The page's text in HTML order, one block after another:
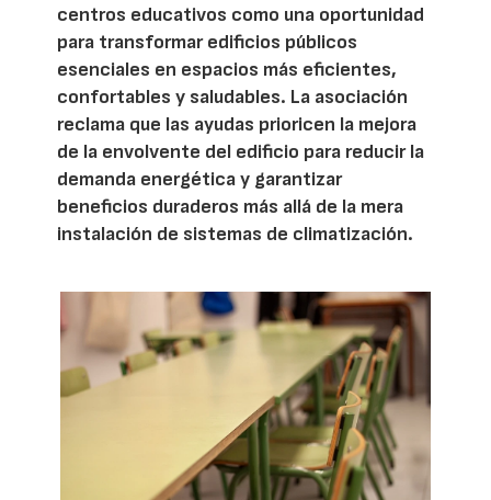
centros educativos como una oportunidad
para transformar edificios públicos
esenciales en espacios más eficientes,
confortables y saludables. La asociación
reclama que las ayudas prioricen la mejora
de la envolvente del edificio para reducir la
demanda energética y garantizar
beneficios duraderos más allá de la mera
instalación de sistemas de climatización.